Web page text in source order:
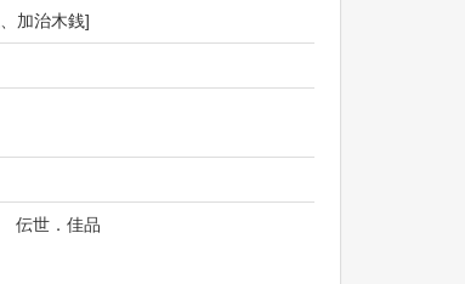
加治木銭]
伝世．佳品